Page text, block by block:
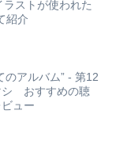
ストが使われた
紹介
のアルバム” - 第12
シ おすすめの聴
ュー